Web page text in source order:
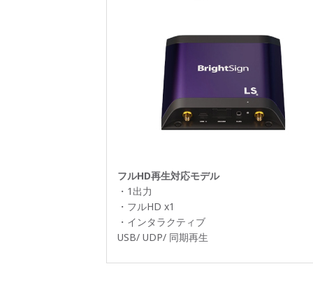
フルHD再生対応モデル
・1出力
・フルHD x1
・インタラクティブ
USB/ UDP/ 同期再生